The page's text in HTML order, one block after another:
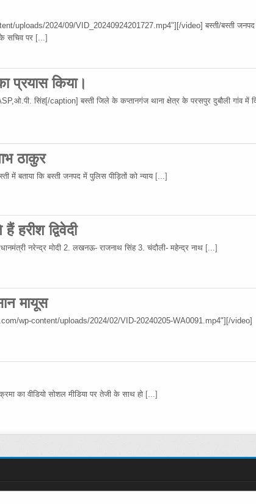
uploads/2024/09/VID_20240924201727.mp4"][/video] बस्ती/बस्ती
सचिव पर [...]
प्रयास किया।
सिंह[/caption] बस्ती जिले के कप्तानगंज थाना क्षेत्र के परसपुर दुबौली गांव में
ठाकुर
में बताया कि बस्ती जनपद में पुलिस पीड़ितों को न्याय [...]
हरीश द्विवेदी
नरेन्द्र मोदी 2. लखनऊ- राजनाथ सिंह 3. चंदौली- महेन्द्र नाथ [...]
मायूस
wp-content/uploads/2024/02/VID-20240205-WA0091.mp4"][/video]
का वीडियो सोशल मीडिया पर तेजी के साथ हो [...]